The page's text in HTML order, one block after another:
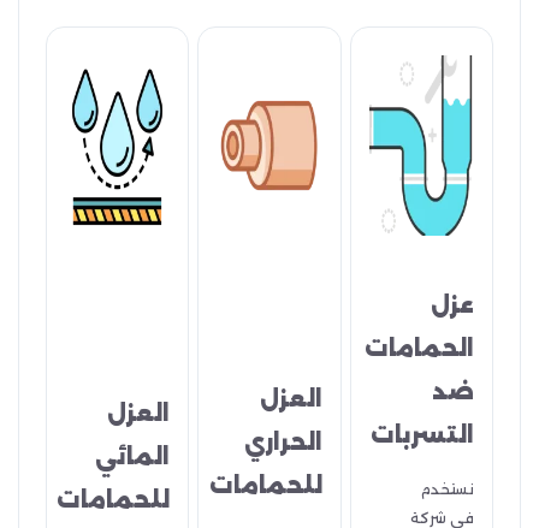
عزل
الحمامات
ضد
التسربات
نستخدم
في شركة
العزل
الحراري
للحمامات
العزل
المائي
للحمامات